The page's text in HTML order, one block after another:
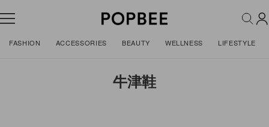
FASHION ACCESSORIES BEAUTY WELLNESS LIFESTYLE
牛津鞋